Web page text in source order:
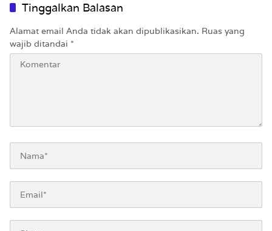
Tinggalkan Balasan
Alamat email Anda tidak akan dipublikasikan. Ruas yang
wajib ditandai *